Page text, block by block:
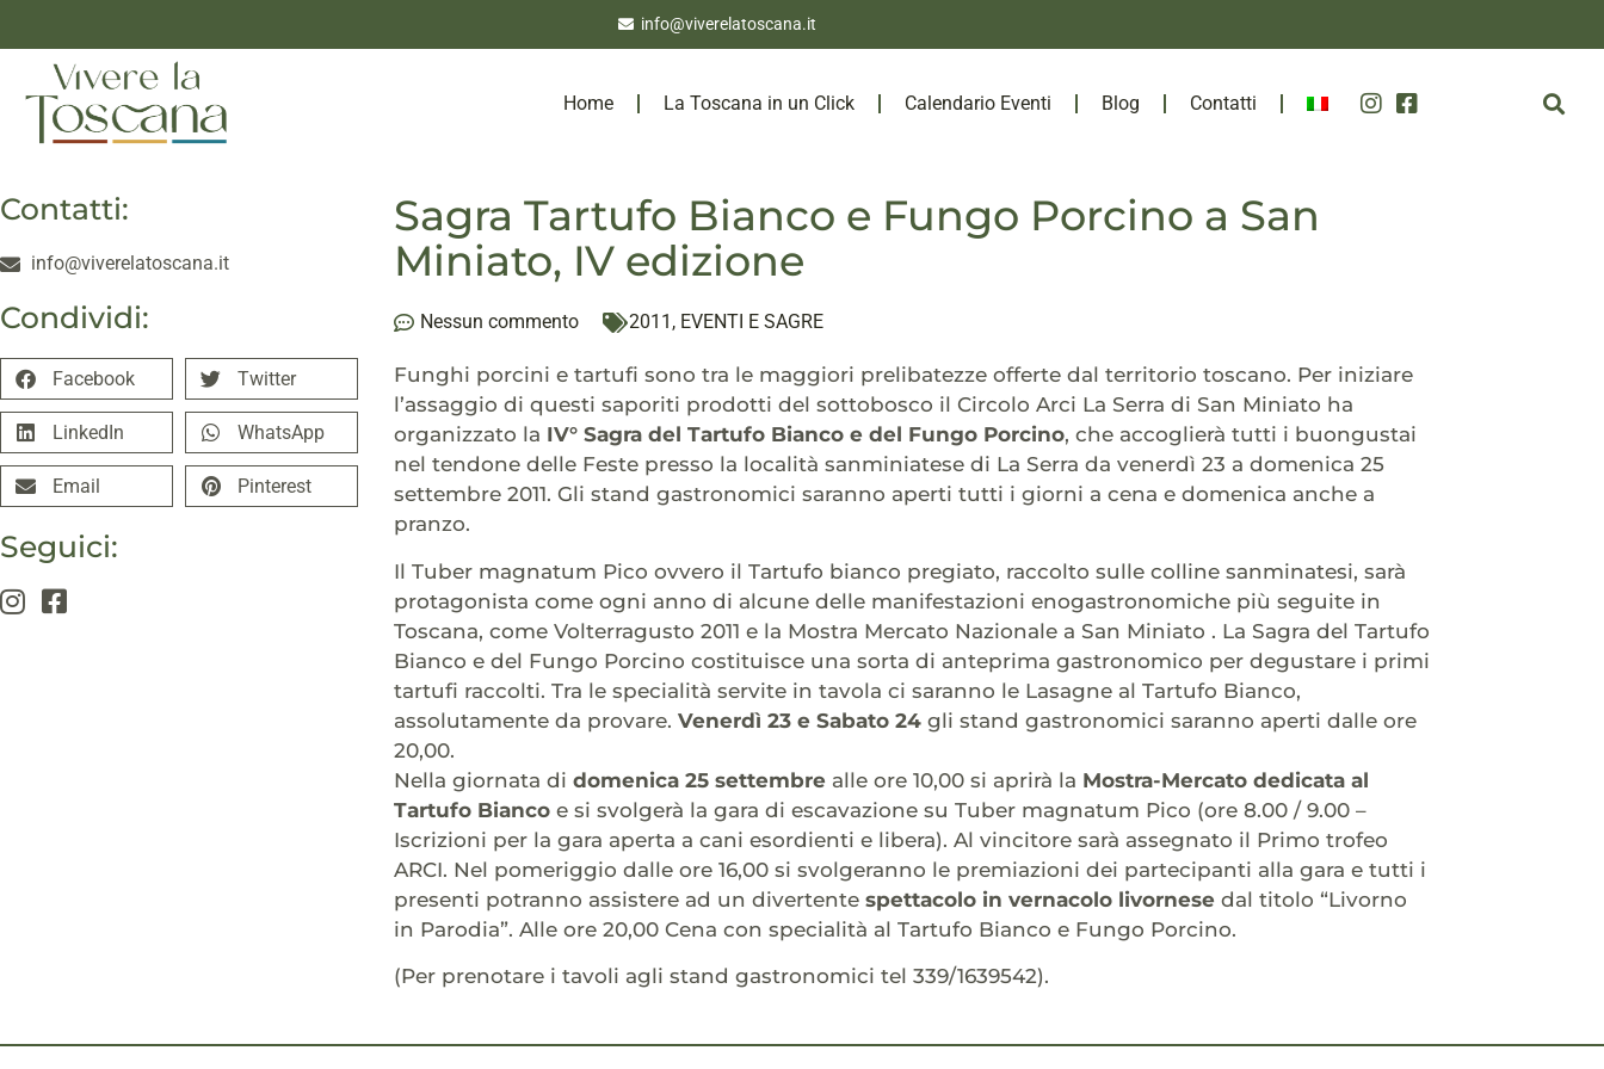
info@viverelatoscana.it
Home La Toscana in un Click Calendario Eventi Blog Contatti
Contatti:
info@viverelatoscana.it
Condividi:
Facebook Twitter
LinkedIn WhatsApp
Email Pinterest
Seguici:
Sagra Tartufo Bianco e Fungo Porcino a San
Miniato, IV edizione
Nessun commento 2011 , EVENTI E SAGRE
Funghi porcini e tartufi sono tra le maggiori prelibatezze offerte dal territorio toscano. Per iniziare
l’assaggio di questi saporiti prodotti del sottobosco il Circolo Arci La Serra di San Miniato ha
organizzato la IV° Sagra del Tartufo Bianco e del Fungo Porcino, che accoglierà tutti i buongustai
nel tendone delle Feste presso la località sanminiatese di La Serra da venerdì 23 a domenica 25
settembre 2011. Gli stand gastronomici saranno aperti tutti i giorni a cena e domenica anche a
pranzo.
Il Tuber magnatum Pico ovvero il Tartufo bianco pregiato, raccolto sulle colline sanminatesi, sarà
protagonista come ogni anno di alcune delle manifestazioni enogastronomiche più seguite in
Toscana, come Volterragusto 2011 e la Mostra Mercato Nazionale a San Miniato . La Sagra del Tartufo
Bianco e del Fungo Porcino costituisce una sorta di anteprima gastronomico per degustare i primi
tartufi raccolti. Tra le specialità servite in tavola ci saranno le Lasagne al Tartufo Bianco,
assolutamente da provare. Venerdì 23 e Sabato 24 gli stand gastronomici saranno aperti dalle ore
20,00.
Nella giornata di domenica 25 settembre alle ore 10,00 si aprirà la Mostra-Mercato dedicata al
Tartufo Bianco e si svolgerà la gara di escavazione su Tuber magnatum Pico (ore 8.00 / 9.00 –
Iscrizioni per la gara aperta a cani esordienti e libera). Al vincitore sarà assegnato il Primo trofeo
ARCI. Nel pomeriggio dalle ore 16,00 si svolgeranno le premiazioni dei partecipanti alla gara e tutti i
presenti potranno assistere ad un divertente spettacolo in vernacolo livornese dal titolo “Livorno
in Parodia”. Alle ore 20,00 Cena con specialità al Tartufo Bianco e Fungo Porcino.
(Per prenotare i tavoli agli stand gastronomici tel 339/1639542).